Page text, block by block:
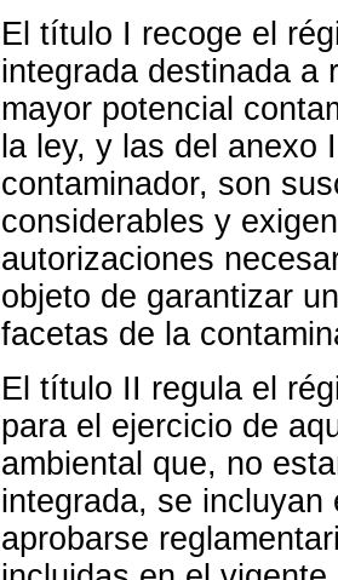
El título I recoge el
integrada destinada a
mayor potencial
la ley, y las del anexo
contaminador, son
considerables y
autorizaciones
objeto de garantizar
facetas de la
El título II regula el
para el ejercicio de
ambiental que, no
integrada, se
aprobarse